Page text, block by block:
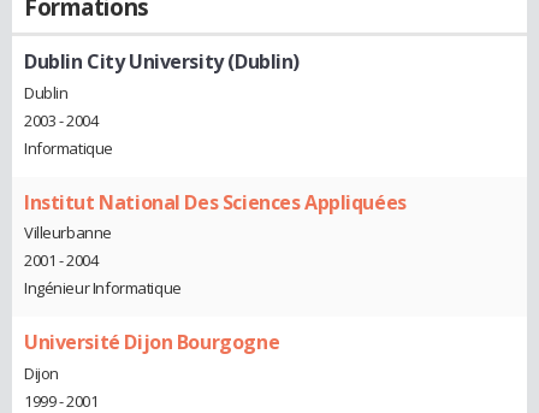
Formations
Dublin City University (Dublin)
Dublin
2003 - 2004
Informatique
Institut National Des Sciences Appliquées
Villeurbanne
2001 - 2004
Ingénieur Informatique
Université Dijon Bourgogne
Dijon
1999 - 2001